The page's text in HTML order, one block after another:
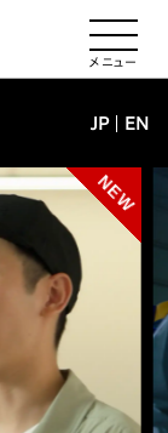
JP EN